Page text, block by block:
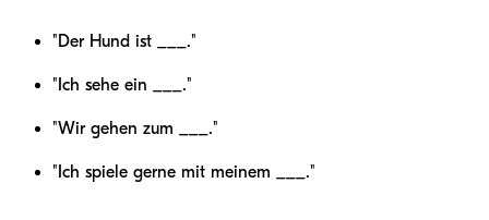
"Der Hund ist ___."
"Ich sehe ein ___."
"Wir gehen zum ___."
"Ich spiele gerne mit meinem ___."